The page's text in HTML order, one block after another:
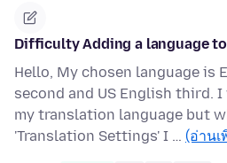
Difficulty Adding a language
Hello, My chosen language is
second and US English third.
my translation language but
'Translation Settings' I … (อ่านเ